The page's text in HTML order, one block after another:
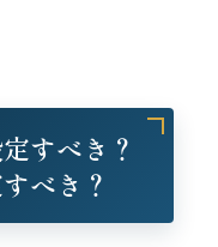
すべき？
べき？